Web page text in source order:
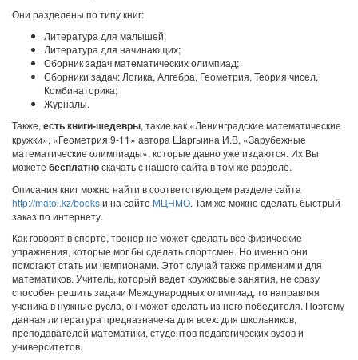
Они разделены по типу книг:
Литература для малышей;
Литература для начинающих;
Сборник задач математических олимпиад;
Сборники задач: Логика, Алгебра, Геометрия, Теория чисел,
Комбинаторика;
Журналы.
Также, есть книги-шедевры, такие как «Ленинградские математические
кружки», «Геометрия 9-11» автора Шаргыина И.В, «Зарубежные
математические олимпиады», которые давно уже издаются. Их Вы
можете бесплатноскачать с нашего сайта в том же разделе.
Описания книг можно найти в соответствующем разделе сайта
http://matol.kz/booksи на сайте МЦНМО. Там же можно сделать быстрый
заказ по интернету.
Как говорят в спорте, тренер не может сделать все физические
упражнения, которые мог бы сделать спортсмен. Но именно они
помогают стать им чемпионами. Этот случай также применим и для
математиков. Учитель, который ведет кружковые занятия, не сразу
способен решить задачи Международных олимпиад, то направляя
ученика в нужные русла, он может сделать из него победителя. Поэтому
данная литература предназначена для всех: для школьников,
преподавателей математики, студентов педагогических вузов и
университетов.